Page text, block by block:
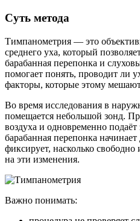
Суть метода
Тимпанометрия — это
среднего уха, который
барабанная перепонка и
помогает понять, проводит ли
факторы, которые этому
Во время исследования в
помещается небольшой зонд.
воздуха и одновременно
барабанная перепонка начинает
фиксирует, насколько
на эти изменения.
Важно понимать: